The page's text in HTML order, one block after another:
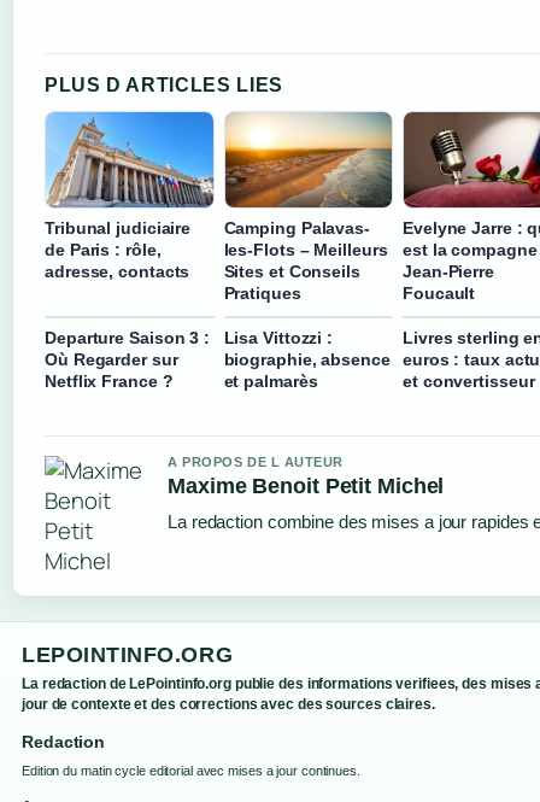
PLUS D ARTICLES LIES
Tribunal judiciaire
de Paris : rôle,
adresse, contacts
Camping Palavas-
les-Flots – Meilleurs
Sites et Conseils
Pratiques
Evelyne Jarre :
est la compagne
Jean-Pierre
Foucault
Departure Saison 3 :
Où Regarder sur
Netflix France ?
Lisa Vittozzi :
biographie, absence
et palmarès
Livres sterling
euros : taux
et convertisseur
A PROPOS DE L AUTEUR
Maxime Benoit Petit Michel
La redaction combine des mises a jour rapides
LEPOINTINFO.ORG
La redaction de LePointinfo.org publie des informations verifiees, des mises
jour de contexte et des corrections avec des sources claires.
Redaction
Edition du matin cycle editorial avec mises a jour continues.